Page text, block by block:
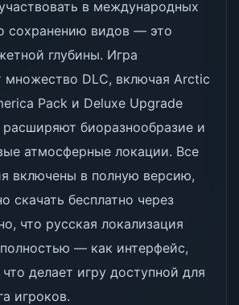
в международных
сохранению видов — это
глубины. Игра
множество DLC, включая Arctic
Pack и Deluxe Upgrade
биоразнообразие и
атмосферные локации. Все
включены в полную версию,
скачать бесплатно через
что русская локализация
— как интерфейс,
делает игру доступной для
игроков.